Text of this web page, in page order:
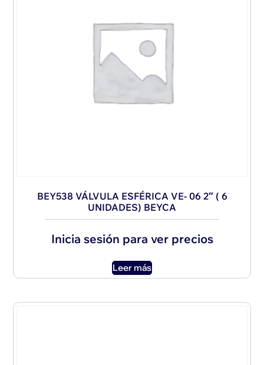
BEY538 VÁLVULA ESFÉRICA VE- 06 2″ ( 6
UNIDADES) BEYCA
Inicia sesión para ver precios
Leer más